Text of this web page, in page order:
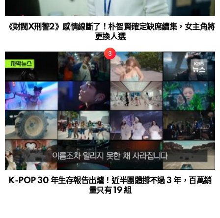
《財閥X刑警2》感情線斷了！朴智賢確定缺席續集，女主角將
更換人選
K-POP 30 年生存報告出爐！近半團體撐不過 3 年，百萬銷
量只有 19 組